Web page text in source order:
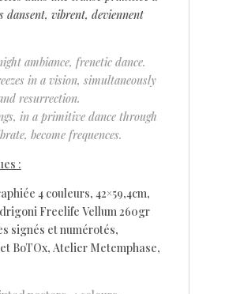
dansent, vibrent, deviennent
ambiance, frenetic dance.
in a vision, simultaneously
resurrection.
in a primitive dance through
become frequences.
:
4 couleurs, 42×59,4cm,
Freelife Vellum 260gr
signés et numérotés,
BoTOx, Atelier Metemphase,